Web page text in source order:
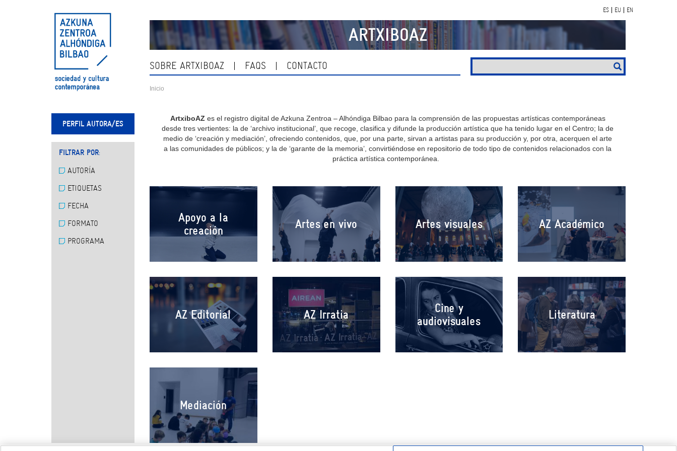
ES EU EN
ARTXIBOAZ
SOBRE ARTXIBOAZ FAQS CONTACTO
Inicio
PERFIL AUTORA/ES
FILTRAR POR:
AUTORÍA
ETIQUETAS
FECHA
FORMATO
PROGRAMA
ArtxiboAZ es el registro digital de Azkuna Zentroa – Alhóndiga Bilbao para la comprensión de las propuestas artísticas contemporáneas
desde tres vertientes: la de ‘archivo institucional’, que recoge, clasifica y difunde la producción artística que ha tenido lugar en el Centro; la de
medio de ‘creación y mediación’, ofreciendo contenidos, que, por una parte, sirvan a artistas para su producción y, por otra, acerquen el arte
a las comunidades de públicos; y la de ‘garante de la memoria’, convirtiéndose en repositorio de todo tipo de contenidos relacionados con la
práctica artística contemporánea.
Apoyo a la
creación
Artes en vivo Artes visuales AZ Académico
AZ Editorial AZ Irratia
Cine y
audiovisuales
Literatura
Mediación